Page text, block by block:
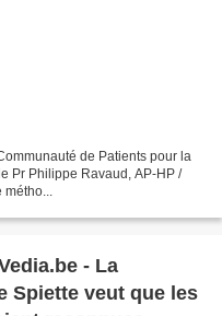
de Patients pour la
Pr Philippe Ravaud, AP-HP /
- La
Spiette veut que les